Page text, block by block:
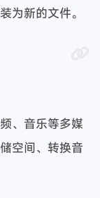
为新的文件。
、音乐等多媒
空间、转换音